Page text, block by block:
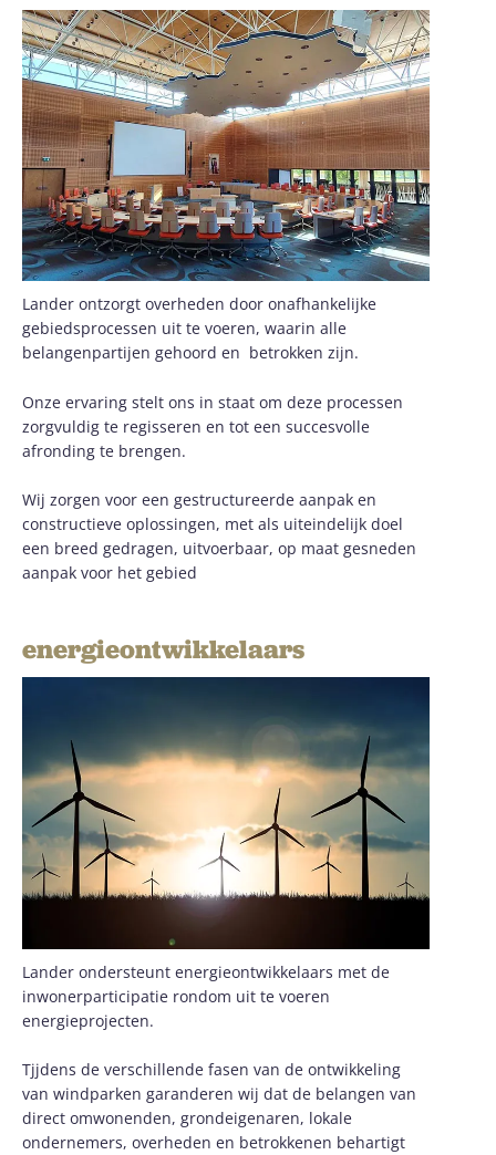
Lander ontzorgt overheden door onafhankelijke
gebiedsprocessen uit te voeren, waarin alle
belangenpartijen gehoord en betrokken zijn.
Onze ervaring stelt ons in staat om deze processen
zorgvuldig te regisseren en tot een succesvolle
afronding te brengen.
Wij zorgen voor een gestructureerde aanpak en
constructieve oplossingen, met als uiteindelijk doel
een breed gedragen, uitvoerbaar, op maat gesneden
aanpak voor het gebied
energieontwikkelaars
Lander ondersteunt energieontwikkelaars met de
inwonerparticipatie rondom uit te voeren
energieprojecten.
Tjjdens de verschillende fasen van de ontwikkeling
van windparken garanderen wij dat de belangen van
direct omwonenden, grondeigenaren, lokale
ondernemers, overheden en betrokkenen behartigt